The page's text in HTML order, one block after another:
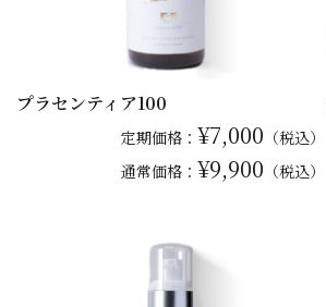
プラセンティア100
定期価格： ¥7,000 （税込）
通常価格： ¥9,900 （税込）